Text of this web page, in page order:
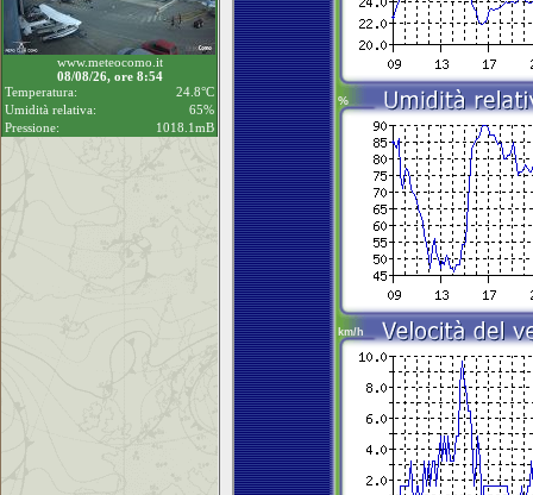
www.meteocomo.it
08/08/26, ore 8:54
Temperatura:
24.8°C
Umidità relativa:
65%
Pressione:
1018.1mB